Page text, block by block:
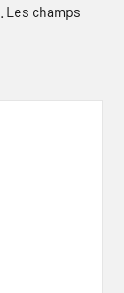
Les champs